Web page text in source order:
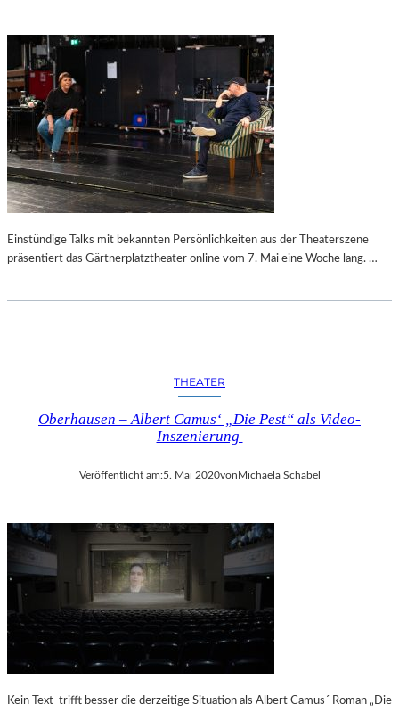
Einstündige Talks mit bekannten Persönlichkeiten aus der Theaterszene
präsentiert das Gärtnerplatztheater online vom 7. Mai eine Woche lang. …
THEATER
Oberhausen – Albert Camus‘ „Die Pest“ als Video-
Inszenierung
Veröffentlicht am:5. Mai 2020vonMichaela Schabel
Kein Text trifft besser die derzeitige Situation als Albert Camus´ Roman „Die